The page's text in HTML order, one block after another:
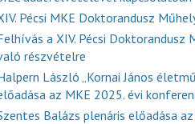
Pécsi MKE Doktorandusz
a XIV. Pécsi Doktorandusz
részvételre
László „Kornai János
az MKE 2025. évi
Balázs plenáris előadása